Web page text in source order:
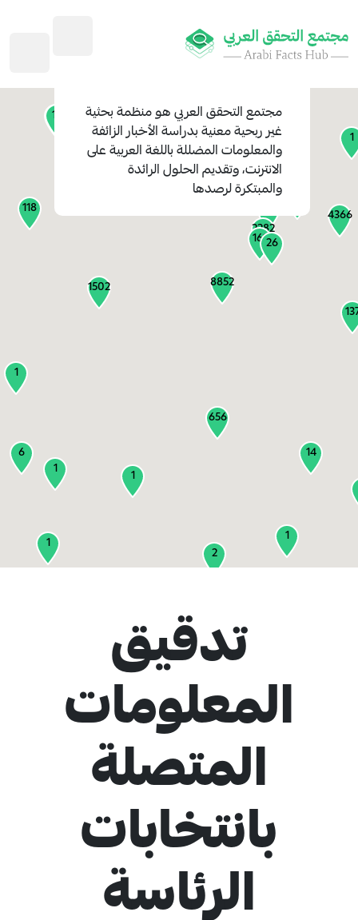
8852
127
45
2282
4366
1502
14
2
656
118
6
1
1113
26
1
1
4
1
3
1
1
161
1
مجتمع التحقق العربيهو منظمة بحثية
غير ربحية معنية بدراسة الأخبار الزائفة
والمعلومات المضللة باللغة العربية على
الانترنت، وتقديم الحلول الرائدة
والمبتكرة لرصدها
تدقيق
المعلومات
المتصلة
بانتخابات
الرئاسة